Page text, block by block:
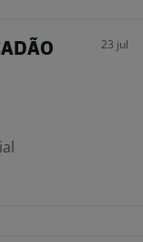
23 jul